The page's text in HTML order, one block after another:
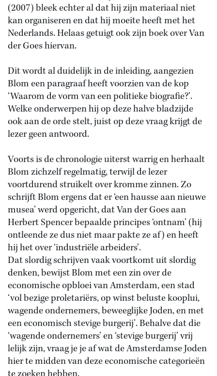
(2007) bleek echter al dat hij zijn materiaal niet
kan organiseren en dat hij moeite heeft met het
Nederlands. Helaas getuigt ook zijn boek over Van
der Goes hiervan.
Dit wordt al duidelijk in de inleiding, aangezien
Blom een paragraaf heeft voorzien van de kop
‘Waarom de vorm van een politieke biografie?’.
Welke onderwerpen hij op deze halve bladzijde
ook aan de orde stelt, juist op deze vraag krijgt de
lezer geen antwoord.
Voorts is de chronologie uiterst warrig en herhaalt
Blom zichzelf regelmatig, terwijl de lezer
voortdurend struikelt over kromme zinnen. Zo
schrijft Blom ergens dat er ‘een hausse aan nieuwe
musea’ werd opgericht, dat Van der Goes aan
Herbert Spencer bepaalde principes ‘ontnam’ (hij
ontleende ze dus niet maar pakte ze af) en heeft
hij het over ‘industriële arbeiders’.
Dat slordig schrijven vaak voortkomt uit slordig
denken, bewijst Blom met een zin over de
economische opbloei van Amsterdam, een stad
‘vol bezige proletariërs, op winst beluste kooplui,
wagende ondernemers, beweeglijke Joden, en met
een economisch stevige burgerij’. Behalve dat die
‘wagende ondernemers’ en ‘stevige burgerij’ vrij
lelijk zijn, vraag je je af wat de Amsterdamse Joden
hier te midden van deze economische categorieën